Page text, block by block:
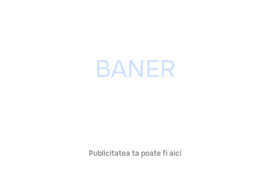
Publicitatea ta poate fi aici